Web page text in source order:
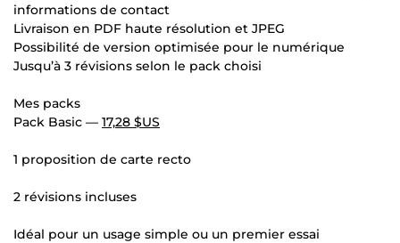
informations de contact
Livraison en PDF haute résolution et JPEG
Possibilité de version optimisée pour le numérique
Jusqu’à 3 révisions selon le pack choisi
Mes packs
Pack Basic — 17,28 $US
1 proposition de carte recto
2 révisions incluses
Idéal pour un usage simple ou un premier essai